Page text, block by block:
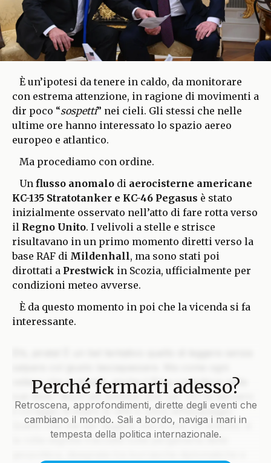
È un’ipotesi da tenere in caldo, da monitorare
con estrema attenzione, in ragione di movimenti a
dir poco “sospetti” nei cieli. Gli stessi che nelle
ultime ore hanno interessato lo spazio aereo
europeo e atlantico.
Ma procediamo con ordine.
Un flusso anomalo di aerocisterne americane
KC-135 Stratotanker e KC-46 Pegasus è stato
inizialmente osservato nell’atto di fare rotta verso
il Regno Unito. I velivoli a stelle e strisce
risultavano in un primo momento diretti verso la
base RAF di Mildenhall, ma sono stati poi
dirottati a Prestwick in Scozia, ufficialmente per
condizioni meteo avverse.
È da questo momento in poi che la vicenda si fa
interessante.
veliero che si rispetti, anche il Blog custodisce nelle
sue stive i tesori più preziosi solo per chi ha davvero
il coraggio di issare le vele e unirsi all’equipaggio.
Quello che stai per leggere non è solo un articolo: è
la rotta segreta tracciata sulla pergamena della
Perché fermarti adesso?
Retroscena, approfondimenti, dirette degli eventi che
cambiano il mondo. Sali a bordo, naviga i mari in
tempesta della politica internazionale.